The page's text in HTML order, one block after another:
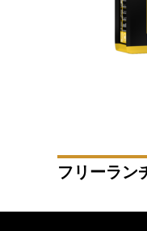
フリーラン